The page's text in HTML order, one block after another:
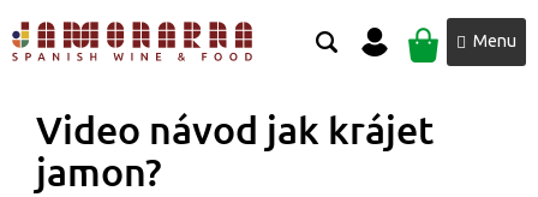
na
obsah
NÁKUPNÍ
KOŠÍK
Video návod jak krájet
jamon?